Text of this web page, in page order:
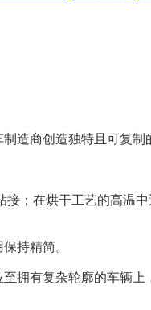
造商创造独特且可复制
；在烘干工艺的高温
持精简。
拥有复杂轮廓的车辆上